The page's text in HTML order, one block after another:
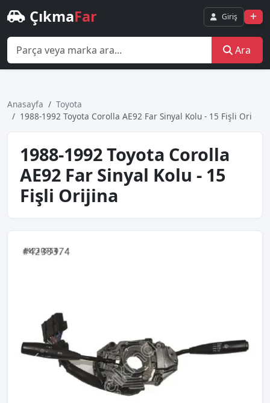
ÇıkmaFar Giriş
Ara
Anasayfa
Toyota
1988-1992 Toyota Corolla AE92 Far Sinyal Kolu - 15 Fişli Ori
1988-1992 Toyota Corolla
AE92 Far Sinyal Kolu - 15
Fişli Orijina